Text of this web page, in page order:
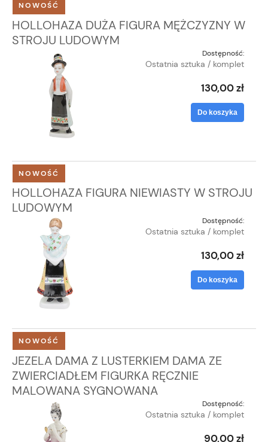
HOLLOHAZA DUŻA FIGURA MĘŻCZYZNY W
STROJU LUDOWYM
Dostępność:
Ostatnia sztuka / komplet
130,00 zł
Do koszyka
NOWOŚĆ
HOLLOHAZA FIGURA NIEWIASTY W STROJU
LUDOWYM
Dostępność:
Ostatnia sztuka / komplet
130,00 zł
Do koszyka
NOWOŚĆ
JEZELA DAMA Z LUSTERKIEM DAMA ZE
ZWIERCIADŁEM FIGURKA RĘCZNIE
MALOWANA SYGNOWANA
Dostępność:
Ostatnia sztuka / komplet
90,00 zł
NOWOŚĆ